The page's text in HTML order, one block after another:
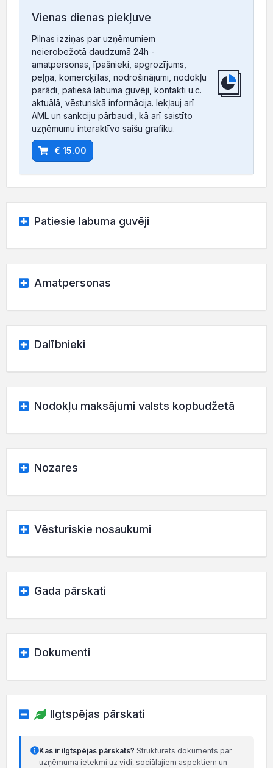
Vienas dienas piekļuve
Pilnas izziņas par uzņēmumiem
neierobežotā daudzumā 24h -
amatpersonas, īpašnieki, apgrozījums,
peļņa, komercķīlas, nodrošinājumi, nodokļu
parādi, patiesā labuma guvēji, kontakti u.c.
aktuālā, vēsturiskā informācija. Iekļauj arī
AML un sankciju pārbaudi, kā arī saistīto
uzņēmumu interaktīvo saišu grafiku.
€ 15.00
Patiesie labuma guvēji
Amatpersonas
Dalībnieki
Nodokļu maksājumi valsts kopbudžetā
Nozares
Vēsturiskie nosaukumi
Gada pārskati
Dokumenti
Ilgtspējas pārskati
Kas ir ilgtspējas pārskats? Strukturēts dokuments par
uzņēmuma ietekmi uz vidi, sociālajiem aspektiem un